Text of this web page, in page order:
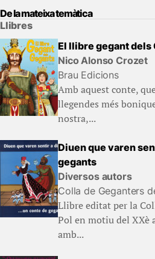
De la mateixa temàtica
Llibres
El llibre gegant dels
Nico Alonso Crozet
Brau Edicions
Amb aquest conte,
llegendes més
nostra,...
Diuen que varen
gegants
Diversos autors
Colla de Geganters
Llibre editat per la
Pol en motiu del XXè
amb...